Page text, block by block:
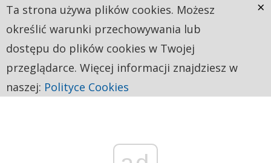
Ta strona używa plików cookies. Możesz
określić warunki przechowywania lub
dostępu do plików cookies w Twojej
przeglądarce. Więcej informacji znajdziesz w
naszej: Polityce Cookies
×